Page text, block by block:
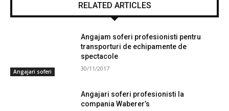
RELATED ARTICLES
Angajari soferi
Angajam soferi profesionisti pentru
transporturi de echipamente de
spectacole
30/11/2017
Angajari soferi profesionisti la
compania Waberer’s